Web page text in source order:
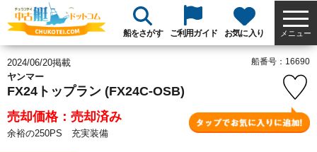
船をさがす ご利用ガイド お気に入り メニュー
2024/06/20掲載
ヤンマー
FX24トップラン (FX24C-OSB)
売却価格：売却済み
余裕の250PS 充実装備
船番号：16690